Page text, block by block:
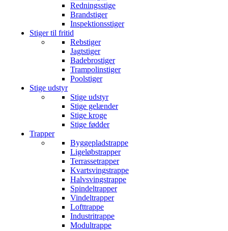
Redningsstige
Brandstiger
Inspektionsstiger
Stiger til fritid
Rebstiger
Jagtstiger
Badebrostiger
Trampolinstiger
Poolstiger
Stige udstyr
Stige udstyr
Stige gelænder
Stige kroge
Stige fødder
Trapper
Byggepladstrappe
Ligeløbstrapper
Terrassetrapper
Kvartsvingstrappe
Halvsvingstrappe
Spindeltrapper
Vindeltrapper
Lofttrappe
Industritrappe
Modultrappe